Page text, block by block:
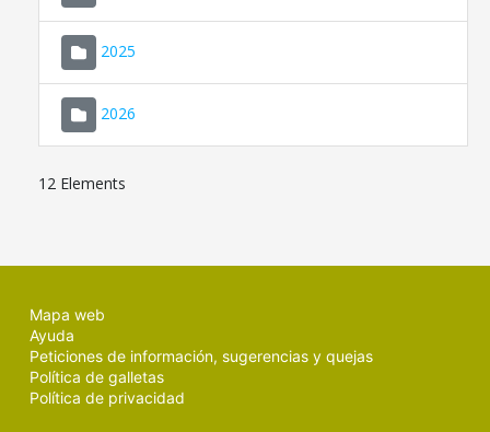
2025
2026
12 Elements
Mapa web
Ayuda
Peticiones de información, sugerencias y quejas
Política de galletas
Política de privacidad